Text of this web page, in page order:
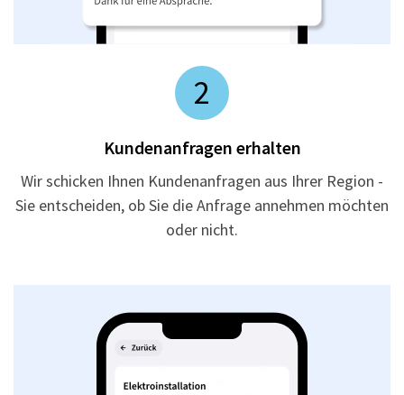
2
Kundenanfragen erhalten
Wir schicken Ihnen Kundenanfragen aus Ihrer Region -
Sie entscheiden, ob Sie die Anfrage annehmen möchten
oder nicht.